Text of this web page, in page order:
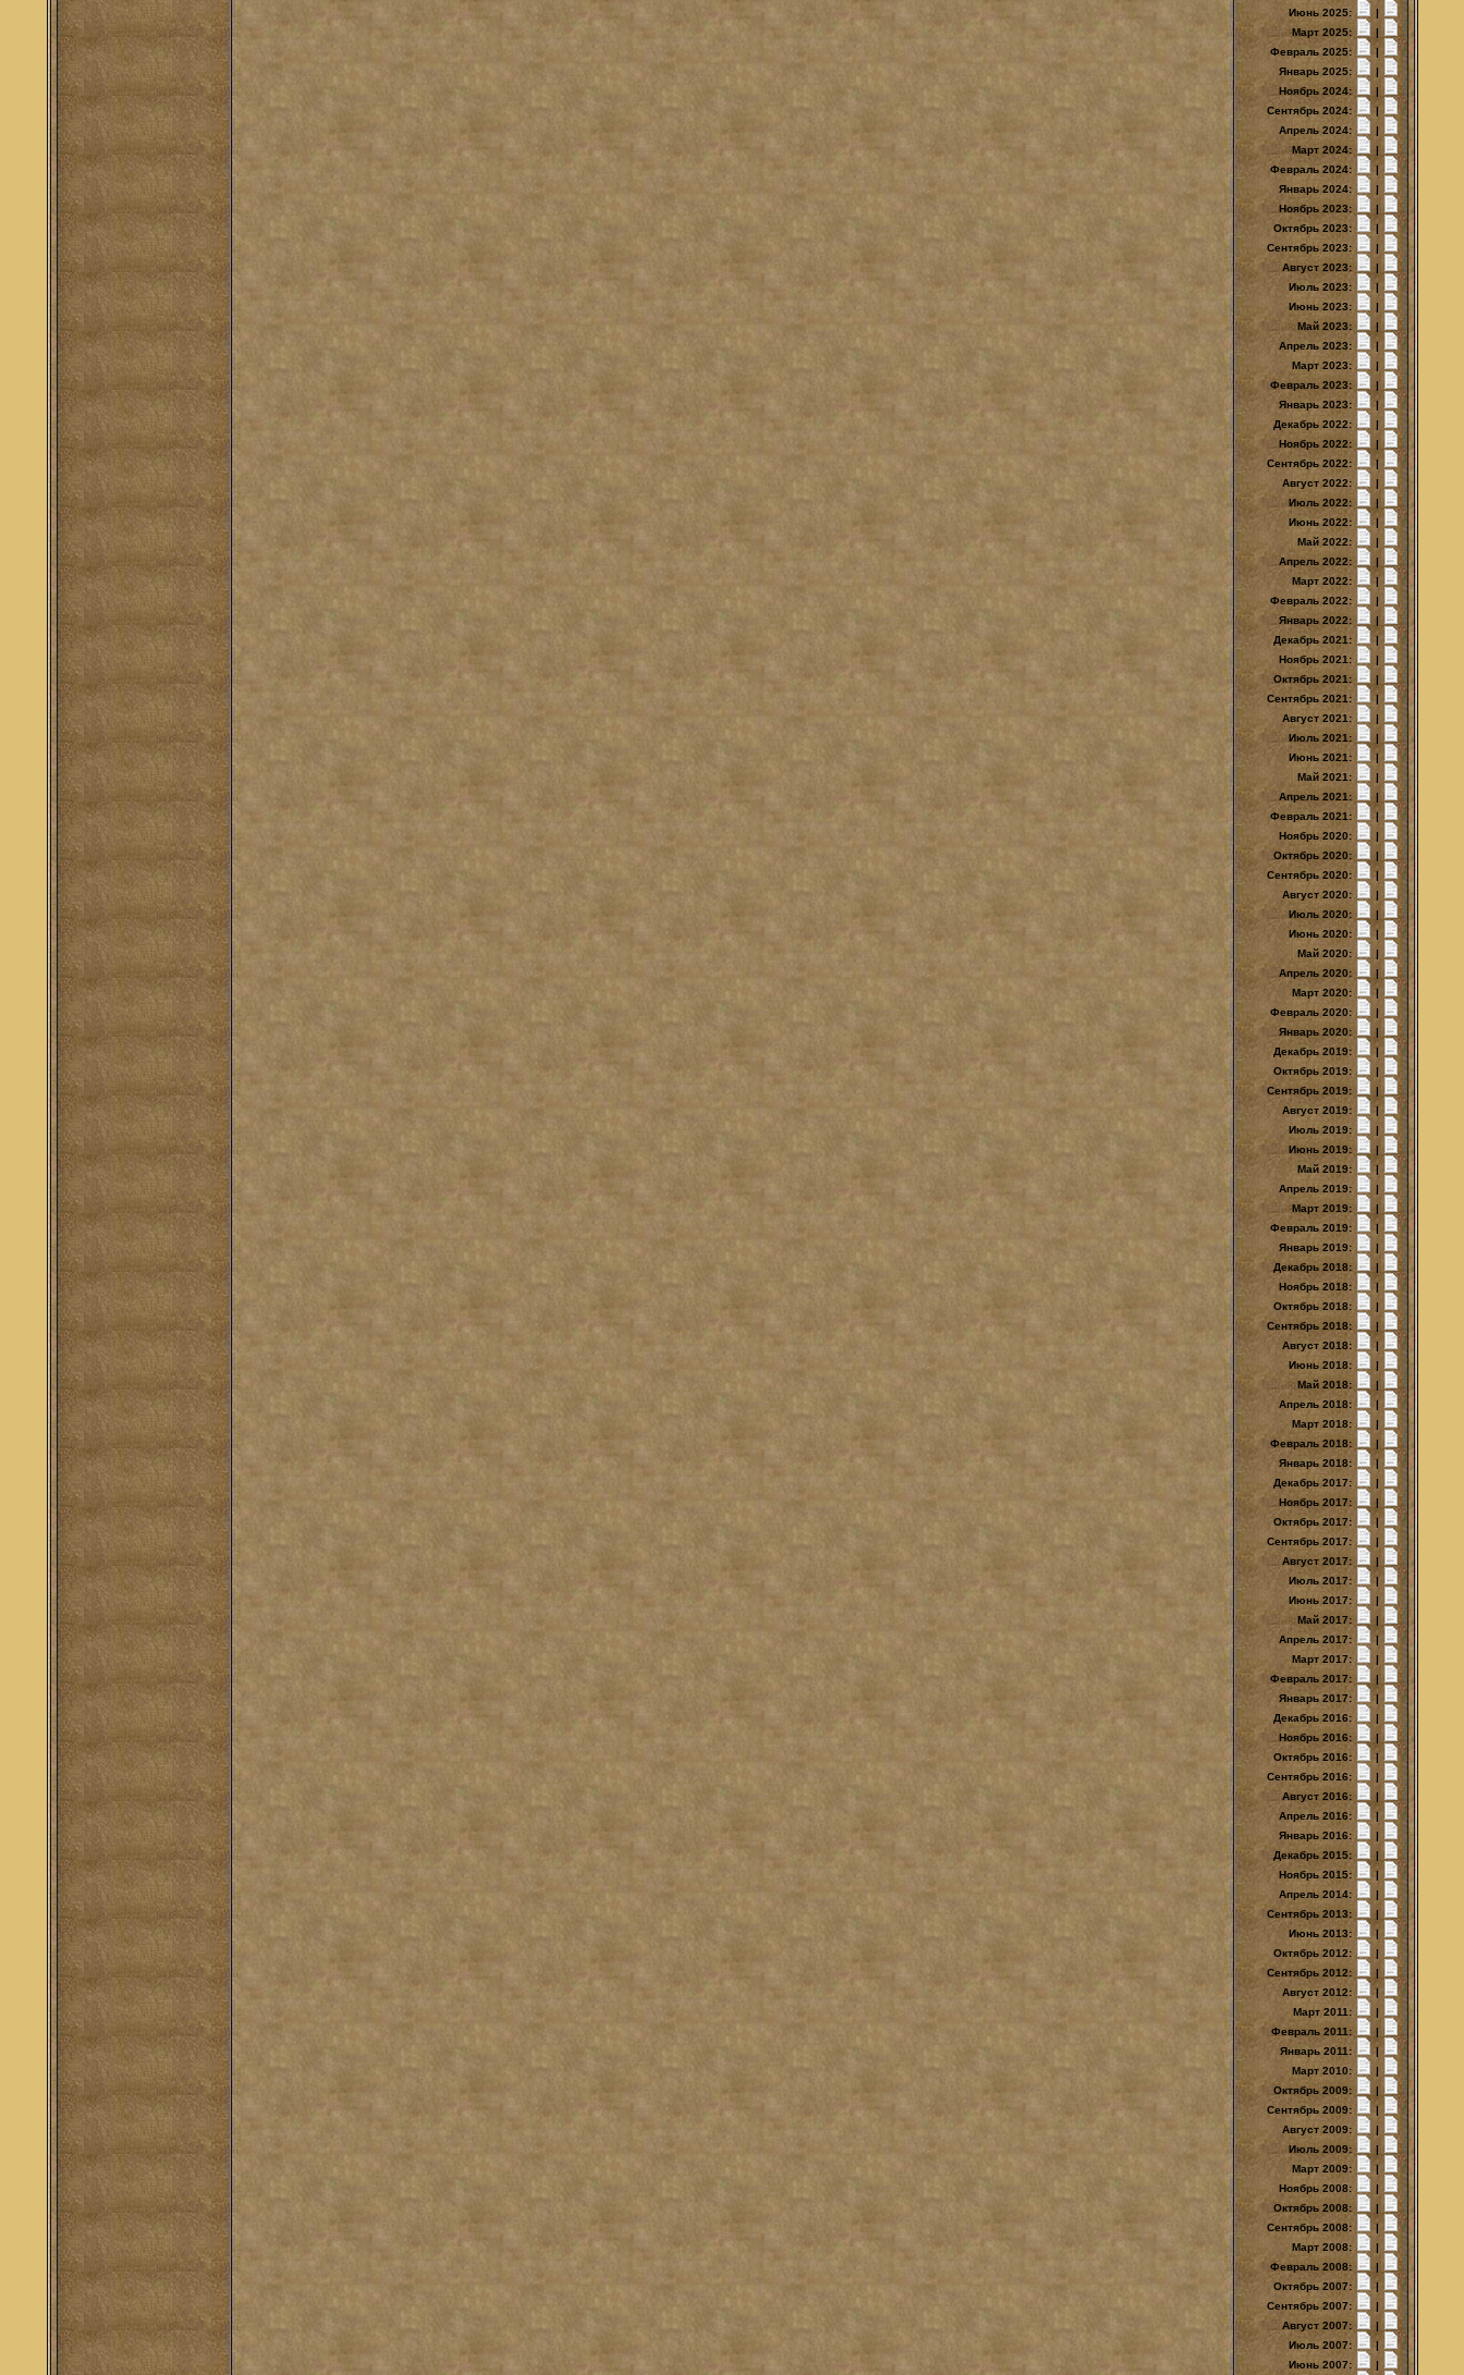
Июнь 2025:
|
Март 2025:
|
Февраль 2025:
|
Январь 2025:
|
Ноябрь 2024:
|
Сентябрь 2024:
|
Апрель 2024:
|
Март 2024:
|
Февраль 2024:
|
Январь 2024:
|
Ноябрь 2023:
|
Октябрь 2023:
|
Сентябрь 2023:
|
Август 2023:
|
Июль 2023:
|
Июнь 2023:
|
Май 2023:
|
Апрель 2023:
|
Март 2023:
|
Февраль 2023:
|
Январь 2023:
|
Декабрь 2022:
|
Ноябрь 2022:
|
Сентябрь 2022:
|
Август 2022:
|
Июль 2022:
|
Июнь 2022:
|
Май 2022:
|
Апрель 2022:
|
Март 2022:
|
Февраль 2022:
|
Январь 2022:
|
Декабрь 2021:
|
Ноябрь 2021:
|
Октябрь 2021:
|
Сентябрь 2021:
|
Август 2021:
|
Июль 2021:
|
Июнь 2021:
|
Май 2021:
|
Апрель 2021:
|
Февраль 2021:
|
Ноябрь 2020:
|
Октябрь 2020:
|
Сентябрь 2020:
|
Август 2020:
|
Июль 2020:
|
Июнь 2020:
|
Май 2020:
|
Апрель 2020:
|
Март 2020:
|
Февраль 2020:
|
Январь 2020:
|
Декабрь 2019:
|
Октябрь 2019:
|
Сентябрь 2019:
|
Август 2019:
|
Июль 2019:
|
Июнь 2019:
|
Май 2019:
|
Апрель 2019:
|
Март 2019:
|
Февраль 2019:
|
Январь 2019:
|
Декабрь 2018:
|
Ноябрь 2018:
|
Октябрь 2018:
|
Сентябрь 2018:
|
Август 2018:
|
Июнь 2018:
|
Май 2018:
|
Апрель 2018:
|
Март 2018:
|
Февраль 2018:
|
Январь 2018:
|
Декабрь 2017:
|
Ноябрь 2017:
|
Октябрь 2017:
|
Сентябрь 2017:
|
Август 2017:
|
Июль 2017:
|
Июнь 2017:
|
Май 2017:
|
Апрель 2017:
|
Март 2017:
|
Февраль 2017:
|
Январь 2017:
|
Декабрь 2016:
|
Ноябрь 2016:
|
Октябрь 2016:
|
Сентябрь 2016:
|
Август 2016:
|
Апрель 2016:
|
Январь 2016:
|
Декабрь 2015:
|
Ноябрь 2015:
|
Апрель 2014:
|
Сентябрь 2013:
|
Июнь 2013:
|
Октябрь 2012:
|
Сентябрь 2012:
|
Август 2012:
|
Март 2011:
|
Февраль 2011:
|
Январь 2011:
|
Март 2010:
|
Октябрь 2009:
|
Сентябрь 2009:
|
Август 2009:
|
Июль 2009:
|
Март 2009:
|
Ноябрь 2008:
|
Октябрь 2008:
|
Сентябрь 2008:
|
Март 2008:
|
Февраль 2008:
|
Октябрь 2007:
|
Сентябрь 2007:
|
Август 2007:
|
Июль 2007:
|
Июнь 2007:
|